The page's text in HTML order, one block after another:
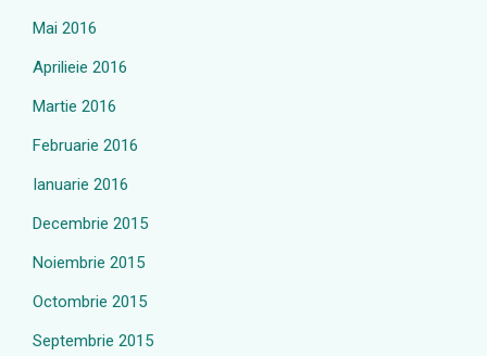
Mai 2016
Aprilieie 2016
Martie 2016
Februarie 2016
Ianuarie 2016
Decembrie 2015
Noiembrie 2015
Octombrie 2015
Septembrie 2015